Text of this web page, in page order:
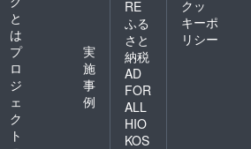
と
は
プ
ロ
ジ
ェ
ク
ト
実
施
事
例
RE
ふる
さと
納税
AD
FOR
ALL
HIO
KOS
クッ
キーポ
リシー